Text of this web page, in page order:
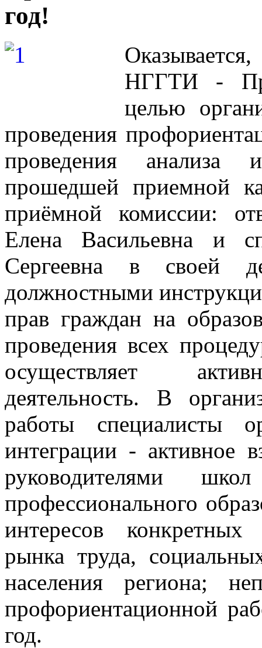
год!
НГГТИ -
целью
проведения
проведения
прошедшей приемной
приёмной комиссии:
Елена Васильевна и
Сергеевна в своей
должностными
прав граждан на
проведения всех
осуществляет
деятельность. В
работы специалисты
интеграции - активное
руководителями
профессионального
интересов конкретных
рынка труда,
населения региона;
профориентационной
год.